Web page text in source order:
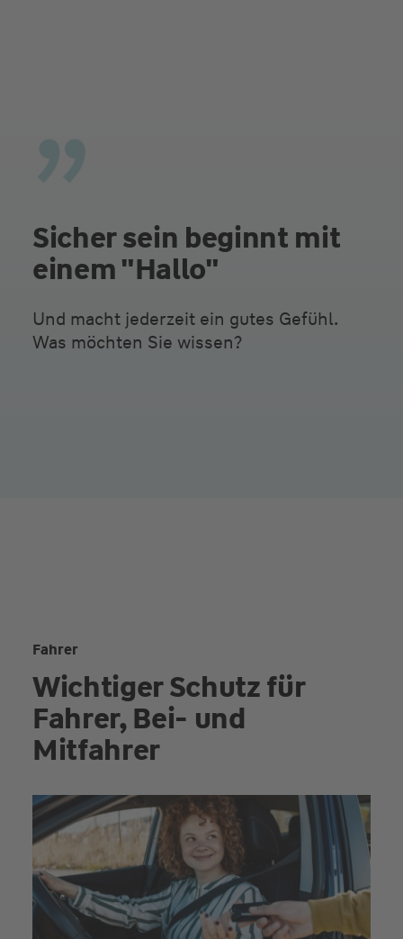
Sicher sein beginnt mit
einem "Hallo"
Und macht jederzeit ein gutes Gefühl.
Was möchten Sie wissen?
Fahrer
Wichtiger Schutz für
Fahrer, Bei- und
Mitfahrer